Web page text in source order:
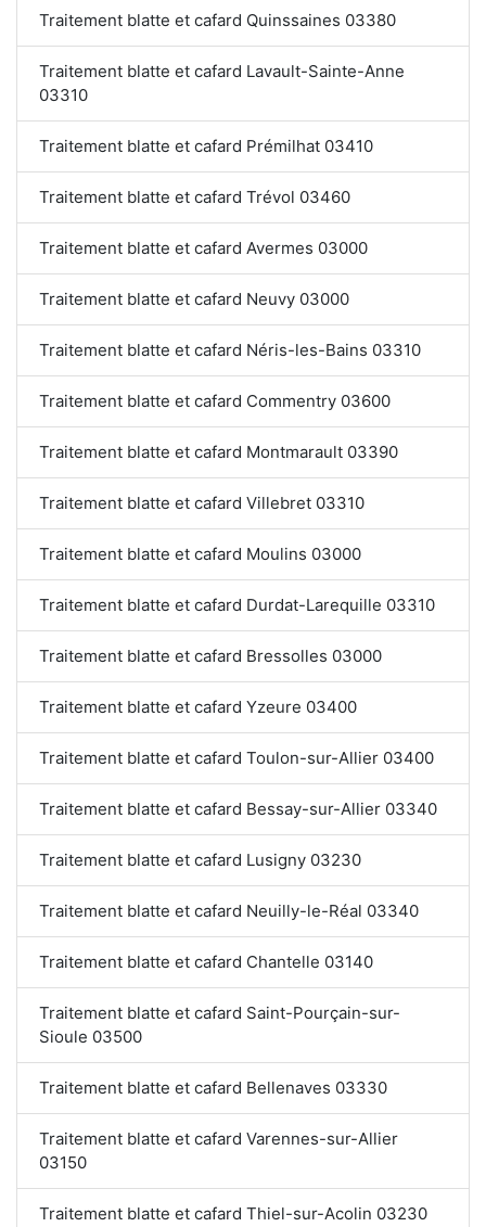
Traitement blatte et cafard Quinssaines 03380
Traitement blatte et cafard Lavault-Sainte-Anne
03310
Traitement blatte et cafard Prémilhat 03410
Traitement blatte et cafard Trévol 03460
Traitement blatte et cafard Avermes 03000
Traitement blatte et cafard Neuvy 03000
Traitement blatte et cafard Néris-les-Bains 03310
Traitement blatte et cafard Commentry 03600
Traitement blatte et cafard Montmarault 03390
Traitement blatte et cafard Villebret 03310
Traitement blatte et cafard Moulins 03000
Traitement blatte et cafard Durdat-Larequille 03310
Traitement blatte et cafard Bressolles 03000
Traitement blatte et cafard Yzeure 03400
Traitement blatte et cafard Toulon-sur-Allier 03400
Traitement blatte et cafard Bessay-sur-Allier 03340
Traitement blatte et cafard Lusigny 03230
Traitement blatte et cafard Neuilly-le-Réal 03340
Traitement blatte et cafard Chantelle 03140
Traitement blatte et cafard Saint-Pourçain-sur-
Sioule 03500
Traitement blatte et cafard Bellenaves 03330
Traitement blatte et cafard Varennes-sur-Allier
03150
Traitement blatte et cafard Thiel-sur-Acolin 03230